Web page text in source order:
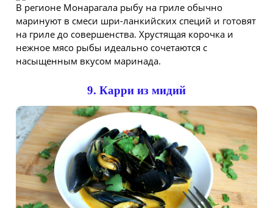
В регионе Монарагала рыбу на гриле обычно
маринуют в смеси шри-ланкийских специй и готовят
на гриле до совершенства. Хрустящая корочка и
нежное мясо рыбы идеально сочетаются с
насыщенным вкусом маринада.
9. Карри из мидий